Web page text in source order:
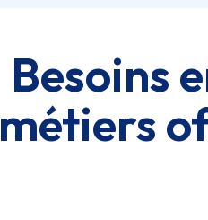
Besoins
métiers